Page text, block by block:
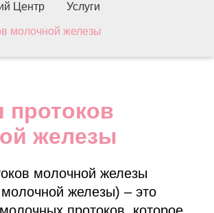
Центр
Услуги
молочной железы
протоков
железы
молочной железы
молочной железы) – это